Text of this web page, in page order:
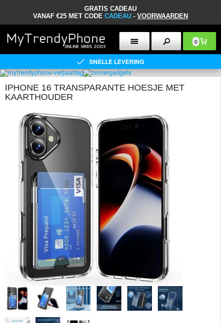
GRATIS CADEAU
VANAF €25 MET CODE CADEAU - VOORWAARDEN
0
SNELLE LEVERING
IPHONE 16 TRANSPARANTE HOESJE MET
KAARTHOUDER